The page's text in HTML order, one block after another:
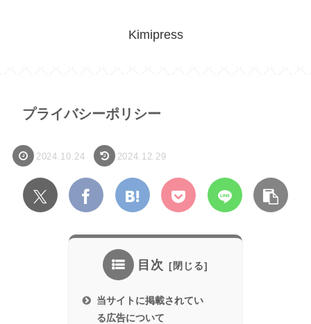
Kimipress
プライバシーポリシー
2024.10.24 2024.12.29
目次
当サイトに掲載されてい
る広告について